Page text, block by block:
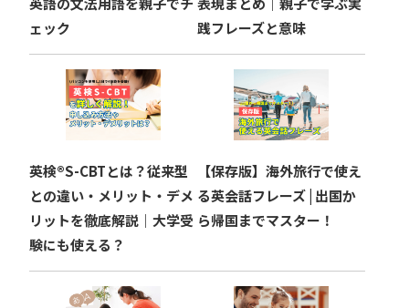
ン
ェック
践フレーズと意味
英検®︎S-CBTとは？従来型
との違い・メリット・デメ
リットを徹底解説｜大学受
験にも使える？
【保存版】海外旅行で使え
る英会話フレーズ | 出国か
ら帰国までマスター！